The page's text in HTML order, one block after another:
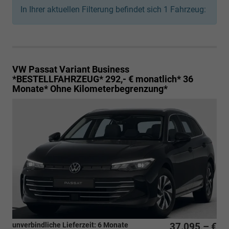
In Ihrer aktuellen Filterung befindet sich 1 Fahrzeug:
VW Passat Variant Business
*BESTELLFAHRZEUG* 292,- € monatlich* 36
Monate* Ohne Kilometerbegrenzung*
37.095,– €
unverbindliche Lieferzeit: 6 Monate